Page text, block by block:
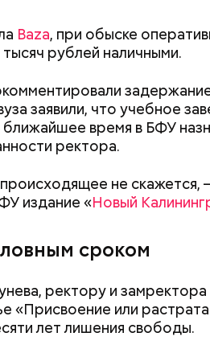
Baza, при обыске
рублей наличными.
заявили, что учебное
время в БФУ
ректора.
не скажется,
издание «Новый
сроком
ректору и замректора
«Присвоение или
лет лишения свободы.
полицией
в пресс-службе
детей,
младший из которых
малышей родились в
женщина рассказала в
забрала из
рабство в